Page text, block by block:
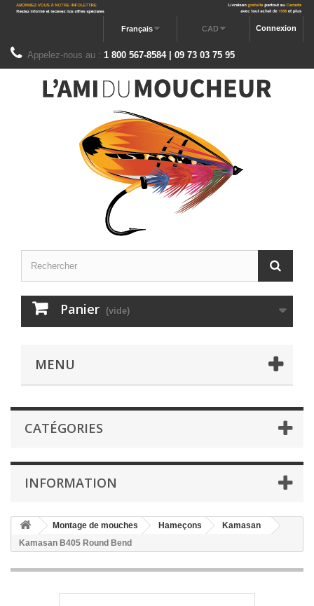
Connexion
CAD
Français
Appelez-nous au : 1 800 567-8584 | 09 73 03 75 95
Panier (vide)
MENU
CATÉGORIES
INFORMATION
Montage de mouches Hameçons
Kamasan
Kamasan B405 Round Bend